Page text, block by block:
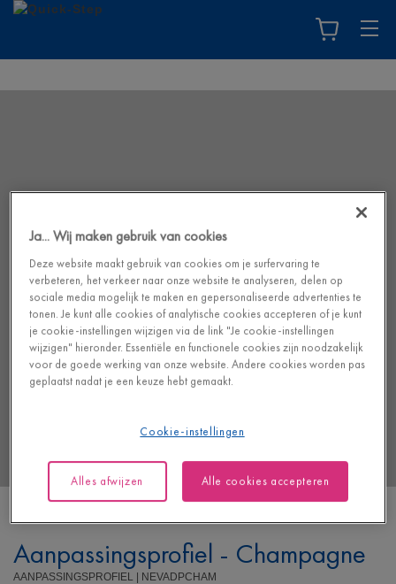
Aanpassingsprofiel - Champagne
AANPASSINGSPROFIEL | NEVADPCHAM
Ja... Wij maken gebruik van cookies
Deze website maakt gebruik van cookies om je surfervaring te
verbeteren, het verkeer naar onze website te analyseren, delen op
sociale media mogelijk te maken en gepersonaliseerde advertenties te
tonen. Je kunt alle cookies of analytische cookies accepteren of je kunt
je cookie-instellingen wijzigen via de link "Je cookie-instellingen
wijzigen" hieronder. Essentiële en functionele cookies zijn noodzakelijk
voor de goede werking van onze website. Andere cookies worden pas
geplaatst nadat je een keuze hebt gemaakt.
Cookie-instellingen
Alles afwijzen Alle cookies accepteren